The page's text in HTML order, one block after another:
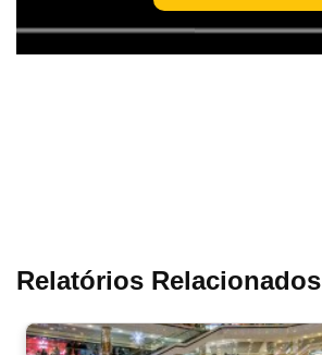
Relatórios Relacionados